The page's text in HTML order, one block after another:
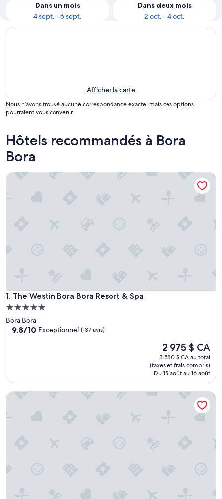
Dans un mois
4 sept. - 6 sept.
Dans deux mois
2 oct. - 4 oct.
Afficher la carte
Nous n’avons trouvé aucune correspondance exacte, mais ces options
pourraient vous convenir.
Hôtels recommandés à Bora
Bora
1. The Westin Bora Bora Resort & Spa
The Westin Bora Bora Resort & Spa
Hébergement
5.0 étoiles
Bora Bora
9.8
9,8/10 Exceptionnel (137 avis)
Le
prix
est
de
2 975 $ CA
2 975 $ CA
3 580 $ CA au total
(taxes et frais compris)
Du 15 août au 16 août
The Westin Bora Bora Resort & Spa
Four Seasons Resort Bora Bora